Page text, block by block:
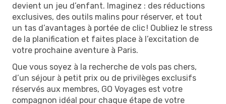
devient un jeu d’enfant. Imaginez : des réductions
exclusives, des outils malins pour réserver, et tout
un tas d’avantages à portée de clic ! Oubliez le stress
de la planification et faites place à l’excitation de
votre prochaine aventure à Paris.
Que vous soyez à la recherche de vols pas chers,
d’un séjour à petit prix ou de privilèges exclusifs
réservés aux membres, GO Voyages est votre
compagnon idéal pour chaque étape de votre